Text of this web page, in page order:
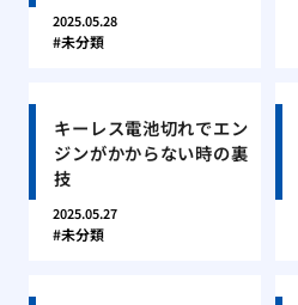
2025.05.28
未分類
キーレス電池切れでエン
ジンがかからない時の裏
技
2025.05.27
未分類